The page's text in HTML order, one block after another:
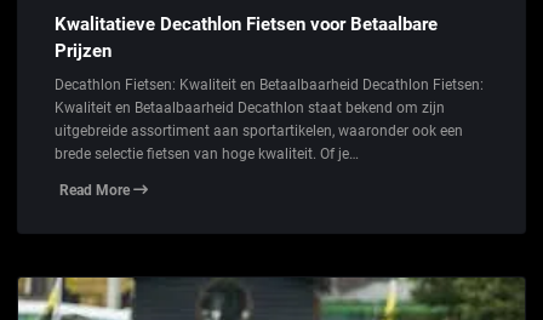
Kwalitatieve Decathlon Fietsen voor Betaalbare
Prijzen
Decathlon Fietsen: Kwaliteit en Betaalbaarheid Decathlon Fietsen:
Kwaliteit en Betaalbaarheid Decathlon staat bekend om zijn
uitgebreide assortiment aan sportartikelen, waaronder ook een
brede selectie fietsen van hoge kwaliteit. Of je…
Read More